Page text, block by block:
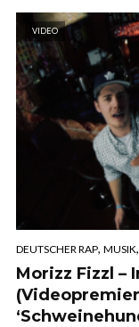
VIDEO
DEUTSCHER RAP, MUSIK,
Morizz Fizzl –